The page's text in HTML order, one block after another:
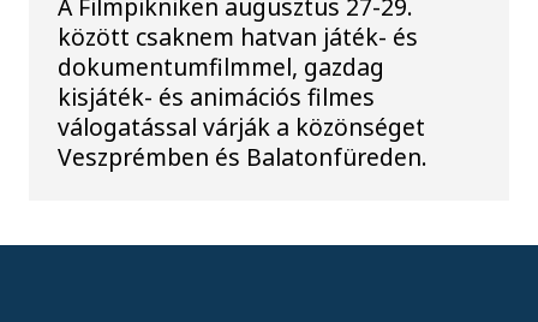
A Filmpikniken augusztus 27-29.
között csaknem hatvan játék- és
dokumentumfilmmel, gazdag
kisjáték- és animációs filmes
válogatással várják a közönséget
Veszprémben és Balatonfüreden.